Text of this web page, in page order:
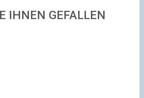
IHNEN GEFALLEN